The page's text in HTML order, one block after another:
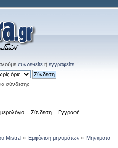
συνδεθείτε ή εγγραφείτε
σύνδεσης
Σύνδεση Εγγραφή
Mistral» Εμφάνιση μηνυμάτων » Μηνύματα